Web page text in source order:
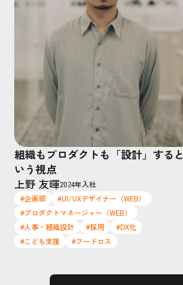
組織もプロダクトも「設計」すると
いう視点
上野 友暉2024年入社
#企画部
#UI/UXデザイナー（WEB）
#プロダクトマネージャー（WEB）
#人事・組織設計
#採用
#DX化
#こども支援
#フードロス